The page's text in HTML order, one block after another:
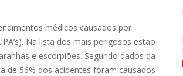
médicos causados por
Na lista dos mais perigosos estão
e escorpiões. Segundo dados da
de 56% dos acidentes foram causados